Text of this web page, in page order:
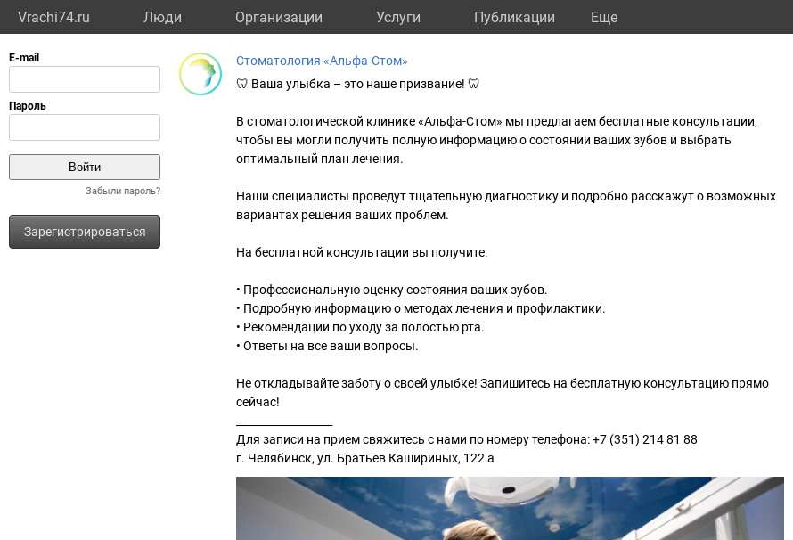
Vrachi74.ru Люди Организации Услуги Публикации Eще
Забыли пароль?
Зарегистрироваться
Стоматология «Альфа-Стом»
🦷 Ваша улыбка – это наше призвание! 🦷
В стоматологической клинике «Альфа-Стом» мы предлагаем бесплатные консультации,
чтобы вы могли получить полную информацию о состоянии ваших зубов и выбрать
оптимальный план лечения.
Наши специалисты проведут тщательную диагностику и подробно расскажут о возможных
вариантах решения ваших проблем.
На бесплатной консультации вы получите:
• Профессиональную оценку состояния ваших зубов.
• Подробную информацию о методах лечения и профилактики.
• Рекомендации по уходу за полостью рта.
• Ответы на все ваши вопросы.
Не откладывайте заботу о своей улыбке! Запишитесь на бесплатную консультацию прямо
сейчас!
Для записи на прием свяжитесь с нами по номеру телефона: +7 (351) 214 81 88
г. Челябинск, ул. Братьев Кашириных, 122 а